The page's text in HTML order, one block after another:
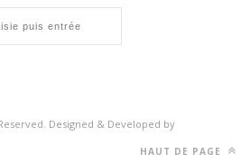
Designed & Developed by
HAUT DE PAGE